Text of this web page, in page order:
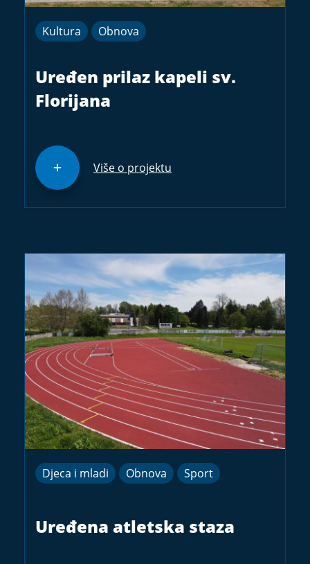
Kultura Obnova
Uređen prilaz kapeli sv.
Florijana
Više o projektu
Djeca i mladi Obnova Sport
Uređena atletska staza